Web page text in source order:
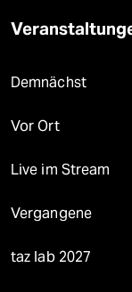
Demnächst
Vor Ort
Live im Stream
Vergangene
taz lab 2027